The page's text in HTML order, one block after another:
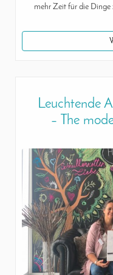
mehr Zeit für die Dinge
Leuchtende
– The